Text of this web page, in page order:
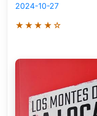
2024-10-27
★★★★☆